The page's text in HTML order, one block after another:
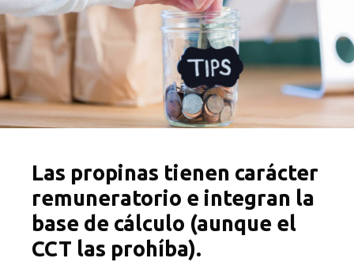
Las propinas tienen carácter
remuneratorio e integran la
base de cálculo (aunque el
CCT las prohíba).